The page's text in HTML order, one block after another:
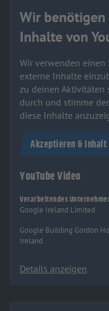
Wir benötigen
Inhalte von
Wir verwenden einen
externe Inhalte
zu deinen Aktivitäten
durch und stimme
diese Inhalte
Akzeptieren & Inhalt
YouTube Video
Verarbeitendes
Google Ireland Limited
Google Building Gordon
Ireland
Details anzeigen